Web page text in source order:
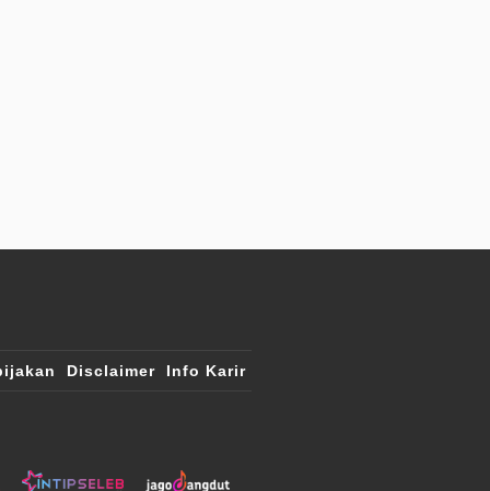
Disclaimer Info Karir